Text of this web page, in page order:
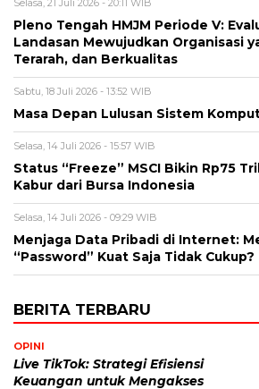
Selasa, 21 Juli 2026 - 20:11 WIB
Pleno Tengah HMJM Periode V:
Landasan Mewujudkan Organisasi
Terarah, dan Berkualitas
Sabtu, 18 Juli 2026 - 13:52 WIB
Masa Depan Lulusan Sistem
Selasa, 14 Juli 2026 - 15:57 WIB
Status “Freeze” MSCI Bikin Rp75
Kabur dari Bursa Indonesia
Selasa, 14 Juli 2026 - 09:29 WIB
Menjaga Data Pribadi di Internet:
“Password” Kuat Saja Tidak Cukup?
BERITA TERBARU
OPINI
Live TikTok: Strategi Efisiensi
Keuangan untuk Mengakses